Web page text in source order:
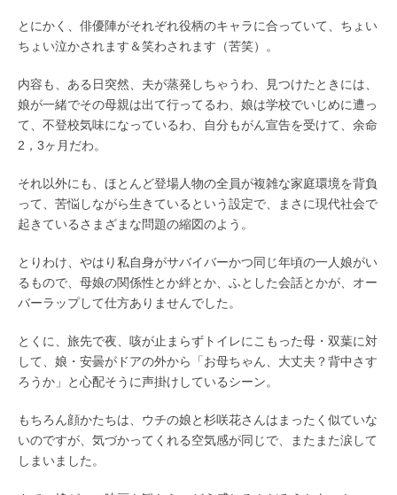
とにかく、俳優陣がそれぞれ役柄のキャラに合っていて、ちょい
ちょい泣かされます＆笑わされます（苦笑）。
内容も、ある日突然、夫が蒸発しちゃうわ、見つけたときには、
娘が一緒でその母親は出て行ってるわ、娘は学校でいじめに遭っ
て、不登校気味になっているわ、自分もがん宣告を受けて、余命
2，3ヶ月だわ。
それ以外にも、ほとんど登場人物の全員が複雑な家庭環境を背負
って、苦悩しながら生きているという設定で、まさに現代社会で
起きているさまざまな問題の縮図のよう。
とりわけ、やはり私自身がサバイバーかつ同じ年頃の一人娘がい
るもので、母娘の関係性とか絆とか、ふとした会話とかが、オー
バーラップして仕方ありませんでした。
とくに、旅先で夜、咳が止まらずトイレにこもった母・双葉に対
して、娘・安曇がドアの外から「お母ちゃん、大丈夫？背中さす
ろうか」と心配そうに声掛けしているシーン。
もちろん顔かたちは、ウチの娘と杉咲花さんはまったく似ていな
いのですが、気づかってくれる空気感が同じで、またまた涙して
しまいました。